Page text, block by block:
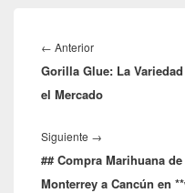
de
entradas
← AnteriorEntrada
anterior:
Gorilla Glue: La
el Mercado
Siguiente →
siguiente:
## Compra Marihuana
Monterrey a Cancún en